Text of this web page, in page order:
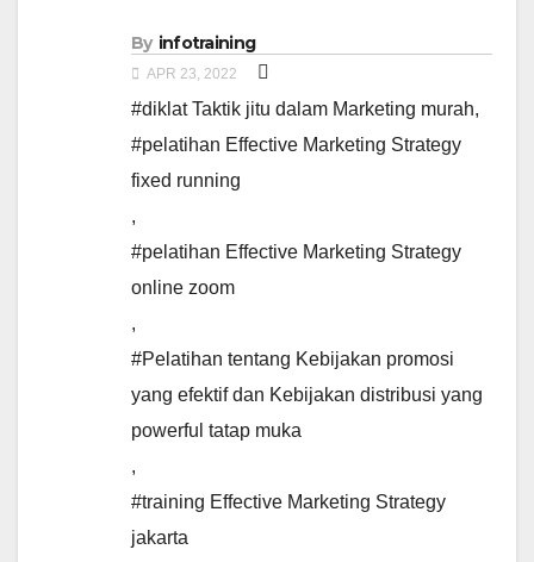
By infotraining
APR 23, 2022
#diklat Taktik jitu dalam Marketing murah,
#pelatihan Effective Marketing Strategy
fixed running
,
#pelatihan Effective Marketing Strategy
online zoom
,
#Pelatihan tentang Kebijakan promosi
yang efektif dan Kebijakan distribusi yang
powerful tatap muka
,
#training Effective Marketing Strategy
jakarta